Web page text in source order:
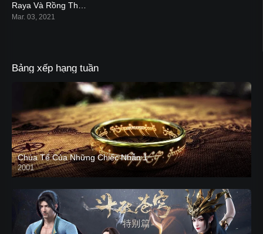
7.4
Mar. 03, 2021
Bảng xếp hạng tuần
Chúa Tể Của Những Chiếc Nhẫn 1
2001